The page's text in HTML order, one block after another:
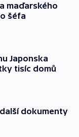
maďarského
šéfa
Japonska
tisíc domů
dokumenty